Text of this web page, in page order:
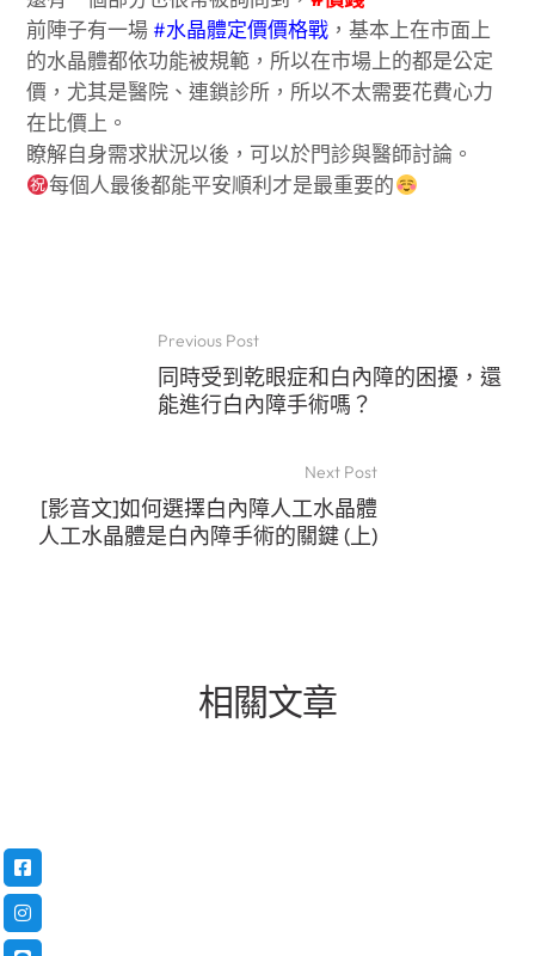
前陣子有一場 #水晶體定價價格戰 ，基本上在市面上
的水晶體都依功能被規範，所以在市場上的都是公定
價，尤其是醫院、連鎖診所，所以不太需要花費心力
在比價上。
瞭解自身需求狀況以後，可以於門診與醫師討論。
每個人最後都能平安順利才是最重要的
Previous Post
同時受到乾眼症和白內障的困擾，還
能進行白內障手術嗎？
Next Post
[影音文]如何選擇白內障人工水晶體
人工水晶體是白內障手術的關鍵 (上)
相關文章